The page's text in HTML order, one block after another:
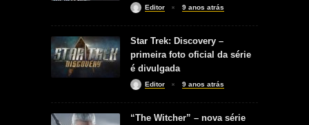
Editor 9 anos atrás
Star Trek: Discovery –
primeira foto oficial da série
é divulgada
Editor 9 anos atrás
“The Witcher” – nova série